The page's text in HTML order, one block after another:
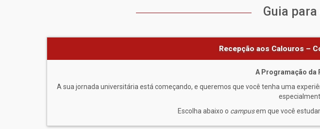
Guia
Recepção aos Calouros –
A Programação da
A sua jornada universitária está começando, e queremos que você tenha uma
Escolha abaixo o campusem que você